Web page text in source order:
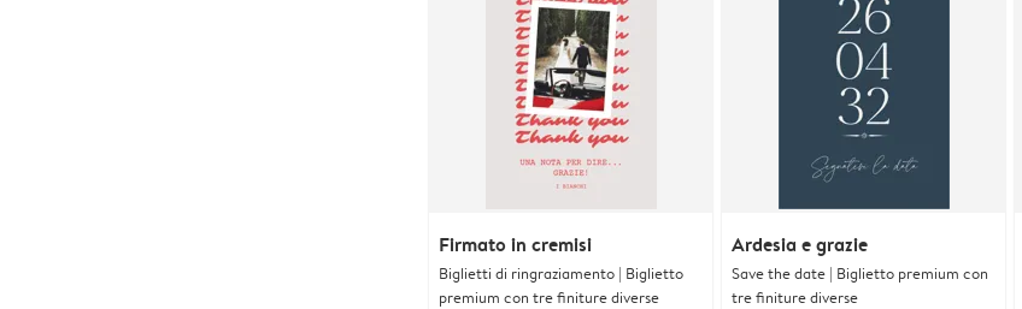
Firmato in cremisi
Biglietti di ringraziamento | Biglietto
premium con tre finiture diverse
Ardesia e grazie
Save the date | Biglietto premium con
tre finiture diverse